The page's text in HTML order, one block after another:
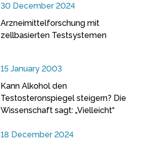
30 December 2024
Arzneimittelforschung mit
zellbasierten Testsystemen
15 January 2003
Kann Alkohol den
Testosteronspiegel steigern? Die
Wissenschaft sagt: „Vielleicht“
18 December 2024